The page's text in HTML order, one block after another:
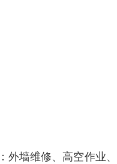
外墙维修、高空作业